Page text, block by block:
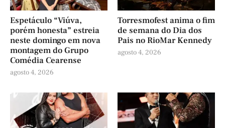
Espetáculo “Viúva,
porém honesta” estreia
neste domingo em nova
montagem do Grupo
Comédia Cearense
agosto 4, 2026
Torresmofest anima o fim
de semana do Dia dos
Pais no RioMar Kennedy
agosto 4, 2026